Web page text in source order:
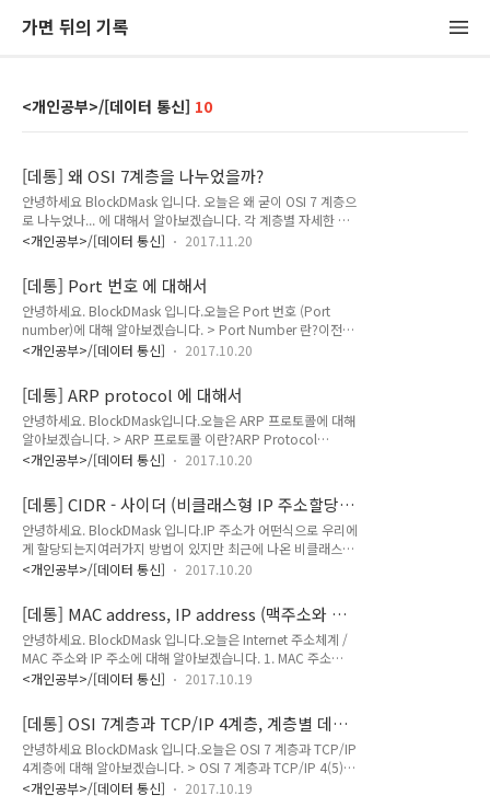
가면 뒤의 기록
<개인공부>/[데이터 통신] 10
[데통] 왜 OSI 7계층을 나누었을까?
안녕하세요 BlockDMask 입니다. 오늘은 왜 굳이 OSI 7 계층으
로 나누었나... 에 대해서 알아보겠습니다. 각 계층별 자세한 설
명은2017/09/11 - [/[데이터 통신]] - [데통] OSI 7계층,
OSI 7계층과 TCP/IP 4계층, 계층별 데이터 단위 위 두개의 포
스트에 있습니다. " 통신그거 그냥 각자 알아서 하면되지, 굳이
OSI 7계층으로 나누었나.. ""휴 대답못했어" => 표준화를 통해
서 다른 회사에서 만든 제품끼리도 통신이 될 수 있도록 하기위
해(하드웨어 제조업체들의 공통의 플랫폼을 만들수 있다.) =>
관리 및 문제 해결이 쉽게..
<개인공부>/[데이터 통신] 2017.11.20
[데통] Port 번호 에 대해서
안녕하세요. BlockDMask 입니다.오늘은 Port 번호 (Port
number)에 대해 알아보겠습니다. > Port Number 란?이전까
지 학습한 내용을 살펴보면, TCP/IP 5 계층 중 1~2 계층(물리,
3 계층(네트워크)에서는 IP address로 호스트를 판별합니다. 이
렇게 MAC address 와 IP address 를 통해서 데이터를 전송할
상대 컴퓨터까지 도달했습니다. 그러면 데이터를 받을 프로세스
(process)가 어떤 것인지를 알아야 데이터가 제대로 전송이 되
겠죠? 이때 사용하는 식별자를 Port Number(포트 번호)라 합
다고 합시다. 그럼 우리..
<개인공부>/[데이터 통신] 2017.10.20
[데통] ARP protocol 에 대해서
안녕하세요. BlockDMask입니다.오늘은 ARP 프로토콜에 대해
알아보겠습니다. > ARP 프로토콜 이란?ARP Protocol
(Address Resolution Protocol - 주소 결정 프로토콜) - 네트
키기 위해 사용되는 프로토콜이다. 여기서 물리적 네트워크 주소
는 이더넷의 48비트 네트워크 카드(NIC) 주소를 뜻한다. (위키
백과) - TCP/IP 3계층(네트워크계층)의 IP Address 를 2계층
(데이터링크계층)의 MAC address로 대응 시킬때 사용하는 프
로토콜 입니다. - 내가 이해한 내용 : ARP 계층은 최종적으로 목
우리가 "102호의 몇년생 김길..
<개인공부>/[데이터 통신] 2017.10.20
[데통] CIDR - 사이더 (비클래스형 IP 주소할당방
식)
안녕하세요. BlockDMask 입니다.IP 주소가 어떤식으로 우리에
게 할당되는지여러가지 방법이 있지만 최근에 나온 비클래스형
IP 주소 할당 방식에 대해 알아보겠습니다. > IP 주소 할당 방식
클래스, C클래스, D클래스, E클래스 로 나누어 분류합니다.
(subnetting - 기존 주소 블록을 나누는것) (supernetting - 작
은 주소 블록을 여러 개 묶어서 하나의 큰 블록으로 사용) 비클래
스형 주소할당 방식 (Classless Inter-Domain Routing, CIDR)
- 사이더 : 클래스 없는 도메인 간의 라우팅 기법으로 1993년 도
워크 클래스 방..
<개인공부>/[데이터 통신] 2017.10.20
[데통] MAC address, IP address (맥주소와 아
이피주소)
안녕하세요. BlockDMask 입니다.오늘은 Internet 주소체계 /
MAC 주소와 IP 주소에 대해 알아보겠습니다. 1. MAC 주소
(Media Access Control Address)MAC 주소는 데이터 링크 계
에) 할당된 고유 식별 주소, 고유 식별자. 이더넷 하드웨어 주소
(Ethernet hardware address), 물리적 주소, 물리 주소, 하드
웨어 주소(Hardware address) 라고도 불립니다. MAC 주소의
구체적인 소유자는 노드, 즉 인터페이스 입니다. 흔히들 말하는
MAC 주소는 네트워크 인터페이스 컨트롤러(NIC 카드)를 만든
<개인공부>/[데이터 통신] 2017.10.19
[데통] OSI 7계층과 TCP/IP 4계층, 계층별 데이
터 단위
안녕하세요 BlockDMask 입니다.오늘은 OSI 7 계층과 TCP/IP
4계층에 대해 알아보겠습니다. > OSI 7 계층과 TCP/IP 4(5)계
층관의 관계 **OSI 7 계층은 - [여기]서 자세히 설명이 되어있으
<개인공부>/[데이터 통신] 2017.10.19